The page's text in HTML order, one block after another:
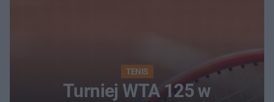
TENIS
Turniej WTA 125 w